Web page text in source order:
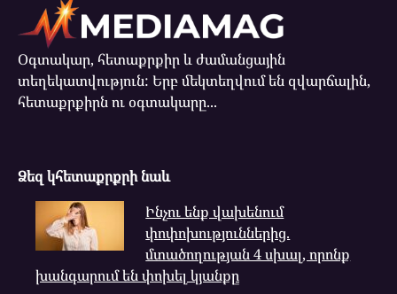
Օգտակար, հետաքրքիր և ժամանցային
տեղեկատվություն: Երբ մեկտեղվում են զվարճալին,
հետաքրքիրն ու օգտակարը...
Ձեզ կհետաքրքրի նաև
Ինչու ենք վախենում
փոփոխություններից.
մտածողության 4 սխալ, որոնք
խանգարում են փոխել կյանքը